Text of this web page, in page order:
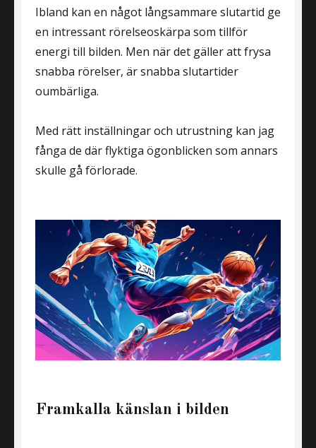
Ibland kan en något långsammare slutartid ge
en intressant rörelseoskärpa som tillför
energi till bilden. Men när det gäller att frysa
snabba rörelser, är snabba slutartider
oumbärliga.
Med rätt inställningar och utrustning kan jag
fånga de där flyktiga ögonblicken som annars
skulle gå förlorade.
Framkalla känslan i bilden